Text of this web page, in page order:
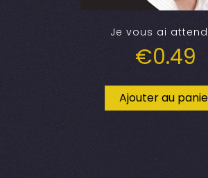
Je vous ai
€0.49
Ajouter au